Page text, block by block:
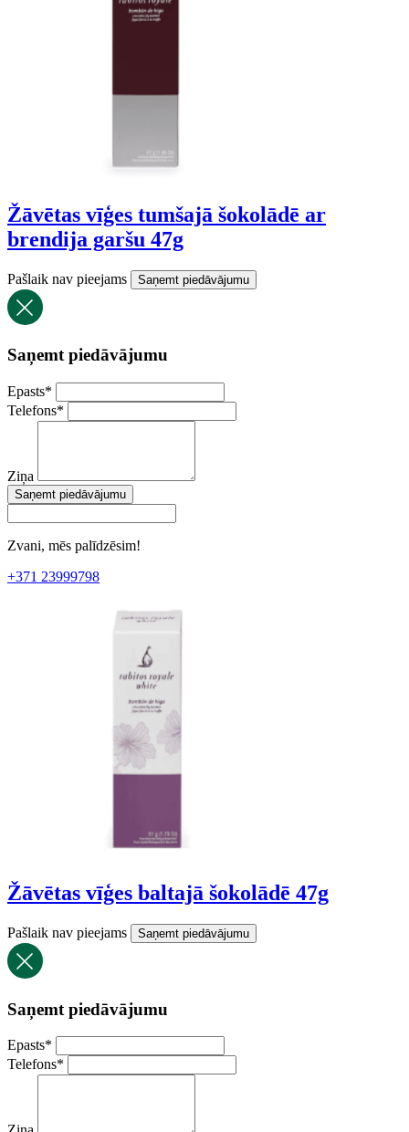
Žāvētas vīģes tumšajā šokolādē ar
brendija garšu 47g
Pašlaik nav pieejams Saņemt piedāvājumu
Saņemt piedāvājumu
Epasts*
Telefons*
Ziņa
Saņemt piedāvājumu
Zvani, mēs palīdzēsim!
+371 23999798
Žāvētas vīģes baltajā šokolādē 47g
Pašlaik nav pieejams Saņemt piedāvājumu
Saņemt piedāvājumu
Epasts*
Telefons*